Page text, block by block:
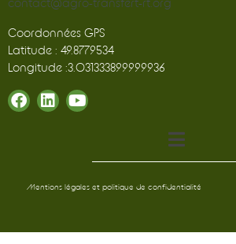
contact@agro-transfert-rt.org
Coordonnées GPS
Latitude : 49.8779534
Longitude :3.031333899999936
Mentions légales et politique de confidentialité